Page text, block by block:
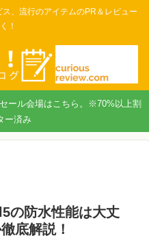
、流行のアイテムのPR＆レビュー
！
ール会場はこちら。※70%以上割
ー済み
の防水性能は大丈
底解説！